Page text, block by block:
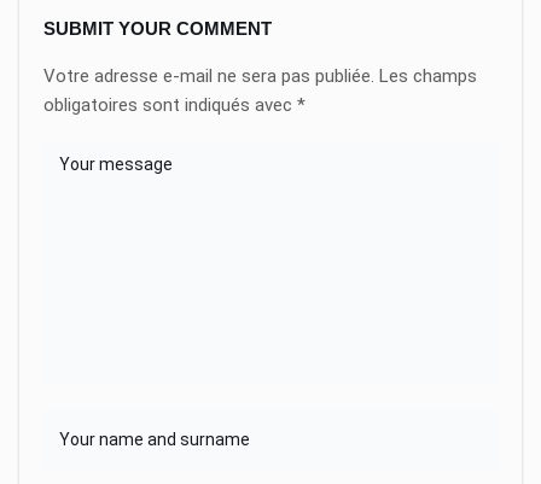
SUBMIT YOUR COMMENT
Votre adresse e-mail ne sera pas publiée. Les champs
obligatoires sont indiqués avec *